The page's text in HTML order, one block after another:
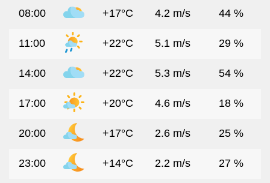
08:00 +17°C 4.2 m/s 44 %
11:00 +22°C 5.1 m/s 29 %
14:00 +22°C 5.3 m/s 54 %
17:00 +20°C 4.6 m/s 18 %
20:00 +17°C 2.6 m/s 25 %
23:00 +14°C 2.2 m/s 27 %